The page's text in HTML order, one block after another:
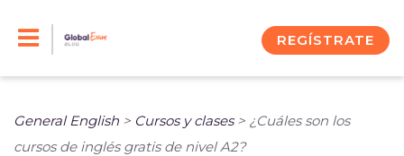
REGÍSTRATE
General English > Cursos y clases> ¿Cuáles son los
cursos de inglés gratis de nivel A2?